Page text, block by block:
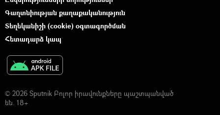
Գաղտնիության քաղաքականություն
Տեղեկանիշի (cookie) օգտագործման
Հետադարձ կապ
© 2026 Sputnik Բոլոր իրավունքները պաշտպանված
են. 18+